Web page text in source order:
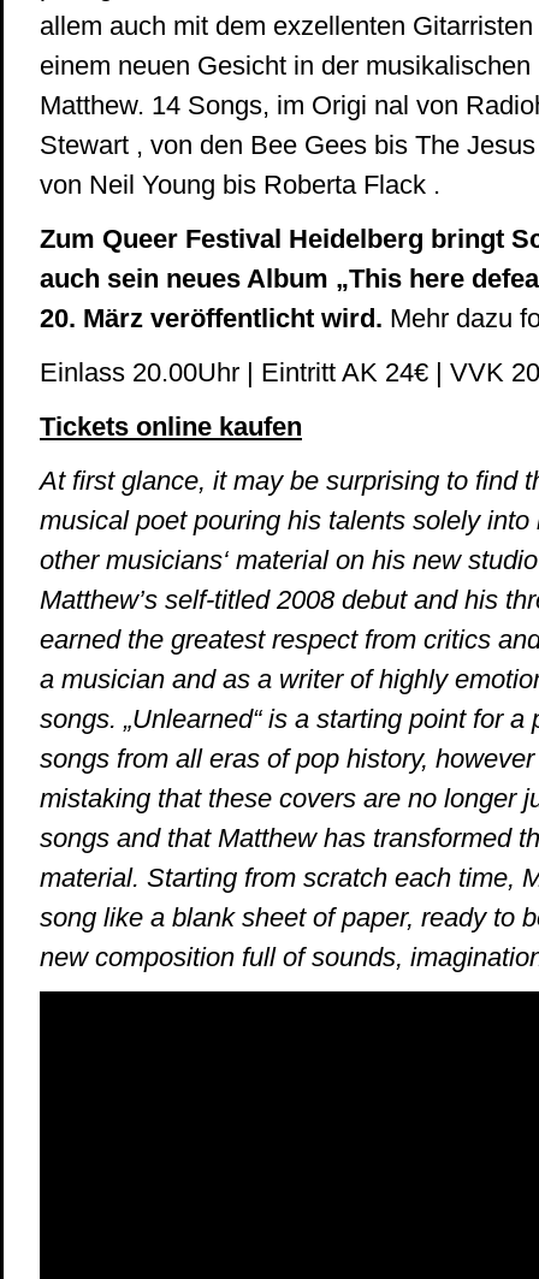
allem auch mit dem exzellenten
einem neuen Gesicht in der
Matthew. 14 Songs, im Origi nal von
Stewart , von den Bee Gees bis The
von Neil Young bis Roberta Flack .
Zum Queer Festival Heidelberg bringt
auch sein neues Album „This here
20. März veröffentlicht wird. Mehr dazu
Einlass 20.00Uhr | Eintritt AK 24€ | VVK
Tickets online kaufen
At first glance, it may be surprising to find
musical poet pouring his talents solely into
other musicians‘ material on his new
Matthew’s self-titled 2008 debut and his
earned the greatest respect from critics
a musician and as a writer of highly
songs. „Unlearned“ is a starting point for a
songs from all eras of pop history,
mistaking that these covers are no longer
songs and that Matthew has transformed
material. Starting from scratch each time,
song like a blank sheet of paper, ready to
new composition full of sounds,